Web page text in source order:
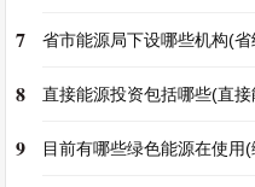
7 省市能源局下设哪些机构(
8 直接能源投资包括哪些(直
9 目前有哪些绿色能源在使用